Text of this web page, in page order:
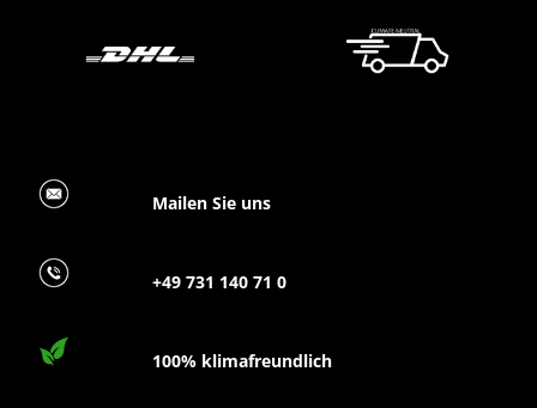
Mailen Sie uns
+49 731 140 71 0
100% klimafreundlich